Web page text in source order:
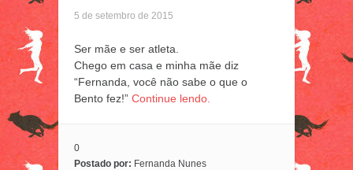
5 de setembro de 2015
Ser mãe e ser atleta.
Chego em casa e minha mãe diz
“Fernanda, você não sabe o que o
Bento fez!” Continue lendo.
0
Postado por: Fernanda Nunes